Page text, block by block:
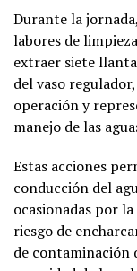
Durante la
labores de
extraer siete
del vaso
operación y
manejo de las
Estas acciones
conducción del
ocasionadas por
riesgo de
de contaminación